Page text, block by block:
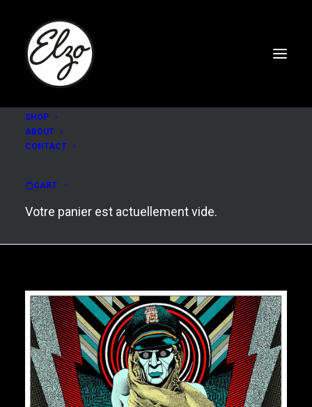
SHOP
ABOUT
CONTACT
CART
Votre panier est actuellement vide.
Synthetic love (light
box)